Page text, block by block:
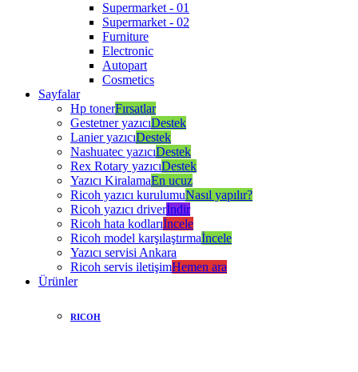
Supermarket - 01
Supermarket - 02
Furniture
Electronic
Autopart
Cosmetics
Sayfalar
Hp tonerFırsatlar
Gestetner yazıcıDestek
Lanier yazıcıDestek
Nashuatec yazıcıDestek
Rex Rotary yazıcıDestek
Yazıcı KiralamaEn ucuz
Ricoh yazıcı kurulumuNasıl yapılır?
Ricoh yazıcı driverİndir
Ricoh hata kodlarıİncele
Ricoh model karşılaştırmaİncele
Yazıcı servisi Ankara
Ricoh servis iletişimHemen ara
Ürünler
RICOH